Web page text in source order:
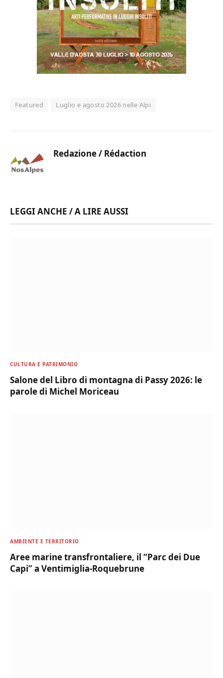
Featured Luglio e agosto 2026 nelle Alpi
Redazione / Rédaction
LEGGI ANCHE / A LIRE AUSSI
CULTURA E PATRIMONIO
Salone del Libro di montagna di Passy 2026: le
parole di Michel Moriceau
AMBIENTE E TERRITORIO
Aree marine transfrontaliere, il “Parc dei Due
Capi” a Ventimiglia-Roquebrune